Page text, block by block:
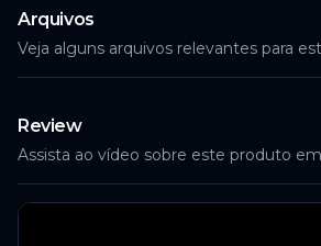
Arquivos
Veja alguns arquivos relevantes para
Review
Assista ao vídeo sobre este produto